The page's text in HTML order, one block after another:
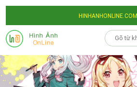
HINHANHONLINE.COM